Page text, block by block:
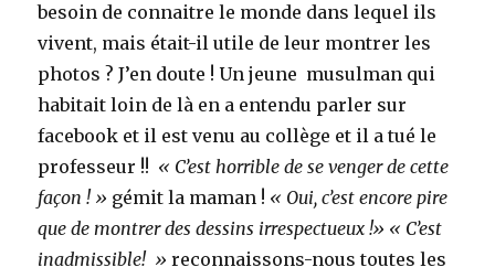
besoin de connaitre le monde dans lequel ils
vivent, mais était-il utile de leur montrer les
photos ? J’en doute ! Un jeune musulman qui
habitait loin de là en a entendu parler sur
facebook et il est venu au collège et il a tué le
professeur !! « C’est horrible de se venger de cette
façon ! » gémit la maman ! « Oui, c’est encore pire
que de montrer des dessins irrespectueux !» « C’est
inadmissible! »reconnaissons-nous toutes les